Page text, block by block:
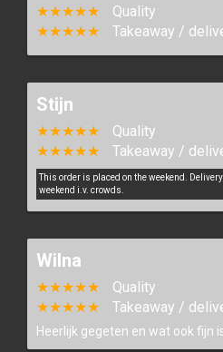
★★★★★
Quality
★★★★★
Takeaway /
Stijn
★★★★★
Quality
★★★★★
Takeaway /
This order is placed on the weekend.
weekend i.v. crowds.
Wilna
★★★★★
Quality
★★★★★
Takeaway /
Heerlijk gegeten en wat ook fijn